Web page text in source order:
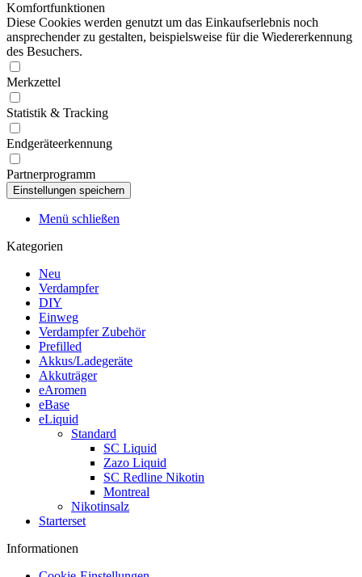
Komfortfunktionen
Diese Cookies werden genutzt um das Einkaufserlebnis noch
ansprechender zu gestalten, beispielsweise für die Wiedererkennung
des Besuchers.
Merkzettel
Statistik & Tracking
Endgeräteerkennung
Partnerprogramm
Menü schließen
Kategorien
Neu
Verdampfer
DIY
Einweg
Verdampfer Zubehör
Prefilled
Akkus/Ladegeräte
Akkuträger
eAromen
eBase
eLiquid
Standard
SC Liquid
Zazo Liquid
SC Redline Nikotin
Montreal
Nikotinsalz
Starterset
Informationen